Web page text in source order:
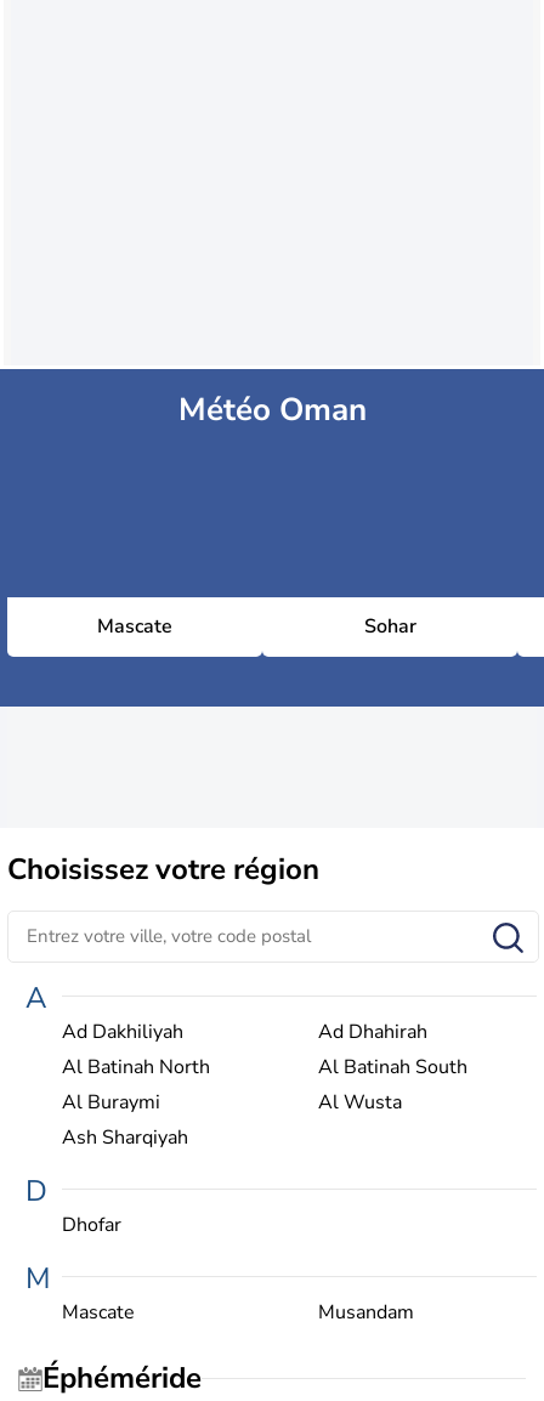
Météo Oman
Mascate Sohar
Choisissezvotre région
A
Ad Dakhiliyah
Ad Dhahirah
Al Batinah North
Al Batinah South
Al Buraymi
Al Wusta
Ash Sharqiyah
D
Dhofar
M
Mascate Musandam
Éphéméride